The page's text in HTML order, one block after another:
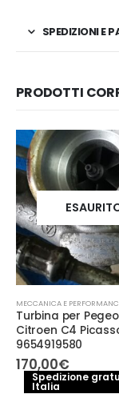
SPEDIZIONI E
PRODOTTI
MECCANICA E
Turbina per
Citroen C4
9654919580
170,00€
Spedizione
Italia